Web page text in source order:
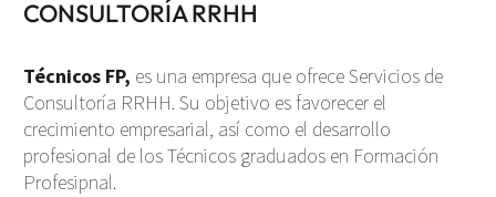
CONSULTORÍA RRHH
Técnicos FP, es una empresa que ofrece Servicios de
Consultoría RRHH. Su objetivo es favorecer el
crecimiento empresarial, así como el desarrollo
profesional de los Técnicos graduados en Formación
Profesipnal.